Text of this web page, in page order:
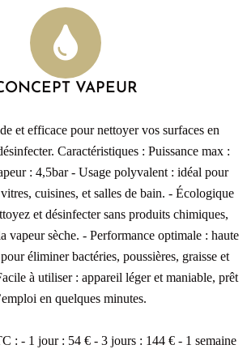
VAPEUR
et efficace pour nettoyer vos surfaces en
Caractéristiques : Puissance max :
: 4,5bar - Usage polyvalent : idéal pour
cuisines, et salles de bain. - Écologique
et désinfecter sans produits chimiques,
vapeur sèche. - Performance optimale : haute
éliminer bactéries, poussières, graisse et
à utiliser : appareil léger et maniable, prêt
en quelques minutes.
: - 1 jour : 54 € - 3 jours : 144 € - 1 semaine